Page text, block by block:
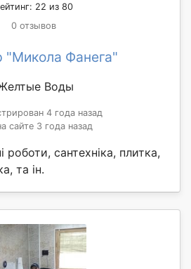
22 из 80
0 отзывов
"Микола Фанега"
Воды
4 года назад
сайте 3 года назад
сантехніка, плитка,
та ін.